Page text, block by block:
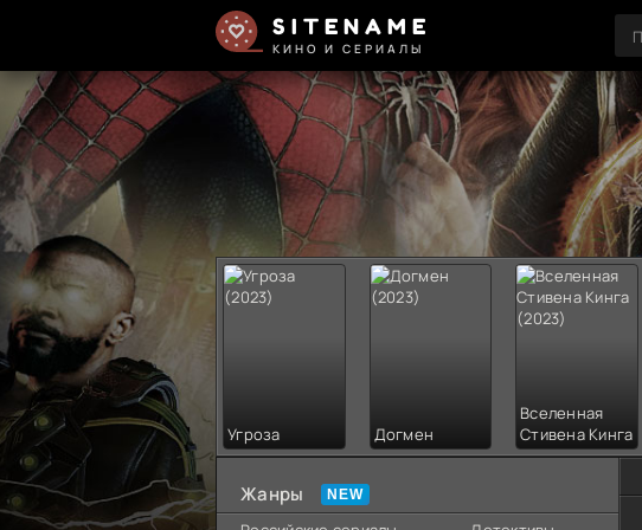
SITENAME
КИНО И СЕРИАЛЫ
Угроза Догмен
Вселенная
Стивена Кинга
Жанры